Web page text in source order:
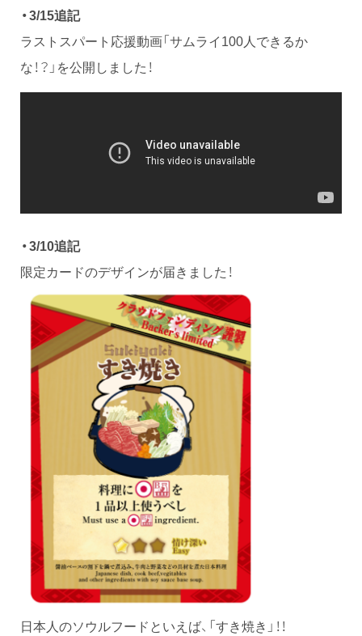
・3/15追記
ラストスパート応援動画「サムライ100人できるか
な！？」を公開しました！
・3/10追記
限定カードのデザインが届きました！
日本人のソウルフードといえば、「すき焼き」！！